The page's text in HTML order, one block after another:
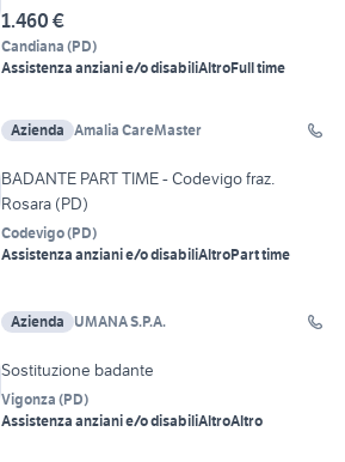
1.460 €
Candiana (PD)
Assistenza anziani e/o disabiliAltroFull time
Azienda Amalia CareMaster
BADANTE PART TIME - Codevigo fraz.
Rosara (PD)
Codevigo(PD)
Assistenza anziani e/o disabiliAltroPart time
Azienda UMANA S.P.A.
Sostituzione badante
Vigonza (PD)
Assistenza anziani e/o disabiliAltroAltro